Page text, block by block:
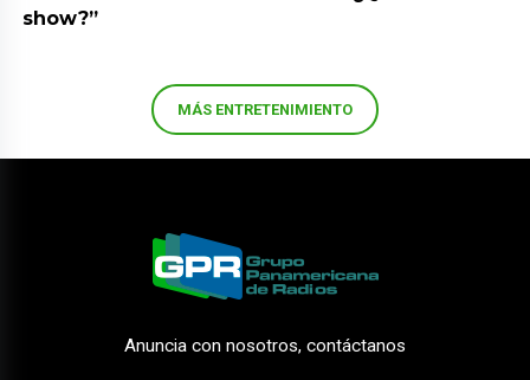
show?”
MÁS ENTRETENIMIENTO
Anuncia con nosotros, contáctanos